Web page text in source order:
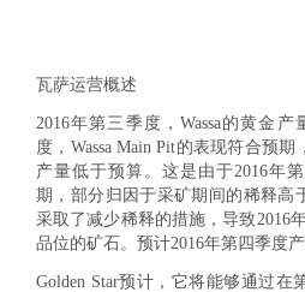
瓦萨运营概述
2016年第三季度，Wassa的黄金
度，Wassa Main Pit的表现符合预
产量低于预算。这是由于2016年
期，部分归因于采矿期间的稀释高
采取了减少稀释的措施，导致2016
品位的矿石。预计2016年第四季度
Golden Star预计，它将能够通过在